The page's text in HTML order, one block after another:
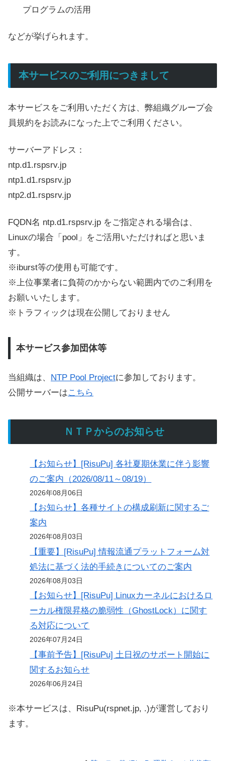
プログラムの活用
などが挙げられます。
本サービスのご利用につきまして
本サービスをご利用いただく方は、弊組織グループ会
員規約をお読みになった上でご利用ください。
サーバーアドレス：
ntp.d1.rspsrv.jp
ntp1.d1.rspsrv.jp
ntp2.d1.rspsrv.jp
FQDN名 ntp.d1.rspsrv.jp をご指定される場合は、
Linuxの場合「pool」をご活用いただければと思いま
す。
※iburst等の使用も可能です。
※上位事業者に負荷のかからない範囲内でのご利用を
お願いいたします。
※トラフィックは現在公開しておりません
本サービス参加団体等
当組織は、 NTP Pool Projectに参加しております。
公開サーバーはこちら
ＮＴＰからのお知らせ
【お知らせ】[RisuPu] 各社夏期休業に伴う影響
のご案内（2026/08/11～08/19）
2026年08月06日
【お知らせ】各種サイトの構成刷新に関するご
案内
2026年08月03日
【重要】[RisuPu] 情報流通プラットフォーム対
処法に基づく法的手続きについてのご案内
2026年08月03日
【お知らせ】[RisuPu] Linuxカーネルにおけるロ
ーカル権限昇格の脆弱性（GhostLock）に関す
る対応について
2026年07月24日
【事前予告】[RisuPu] 土日祝のサポート開始に
関するお知らせ
2026年06月24日
※本サービスは、RisuPu(rspnet.jp, .)が運営しており
ます。